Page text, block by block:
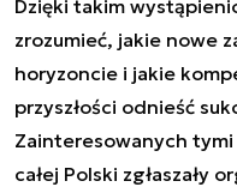
Dzięki takim
zrozumieć, jakie nowe
horyzoncie i jakie
przyszłości odnieść
Zainteresowanych tymi
całej Polski zgłaszały